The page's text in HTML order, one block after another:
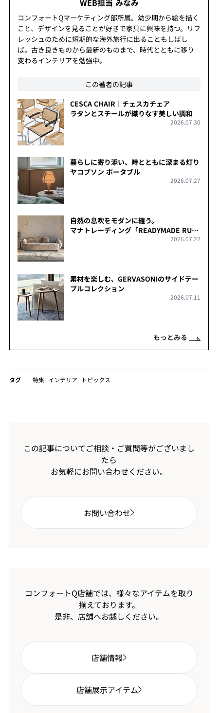
WEB担当 みなみ
コンフォートQマーケティング部所属。幼少期から絵を描く
こと、デザインを見ることが好きで家具に興味を持つ。リフ
レッシュのために短期的な海外旅行に出ることもしばし
ば。古き良きものから最新のものまで、時代とともに移り
変わるインテリアを勉強中。
この著者の記事
CESCA CHAIR｜チェスカチェア
ラタンとスチールが織りなす美しい調和
2026.07.30
暮らしに寄り添い、時とともに深まる灯り
ヤコブソン ポータブル
2026.07.27
自然の息吹をモダンに纏う。
マナトレーディング「READYMADE RUG
2026.07.22
素材を楽しむ、GERVASONIのサイドテー
ブルコレクション
2026.07.11
もっとみる
タグ 特集 インテリア トピックス
この記事についてご相談・ご質問等がございまし
たら
お気軽にお問い合わせください。
お問い合わせ
コンフォートQ店舗では、様々なアイテムを取り
揃えております。
是非、店舗へお越しください。
店舗情報
店舗展示アイテム